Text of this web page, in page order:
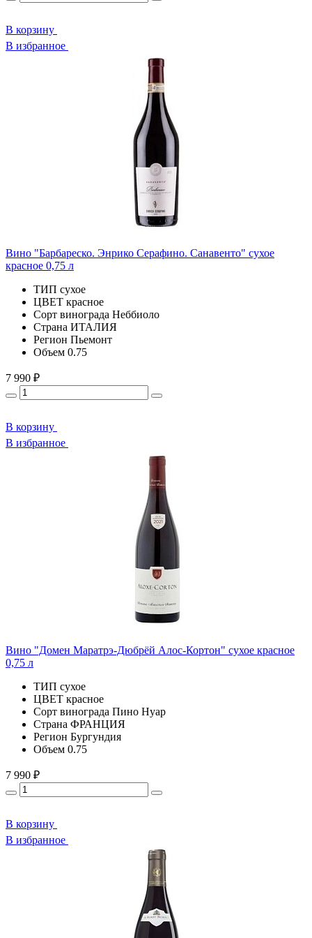
В корзину
В избранное
Вино "Барбареско. Энрико Серафино. Санавенто" сухое
красное 0,75 л
ТИП сухое
ЦВЕТ красное
Сорт винограда Неббиоло
Страна ИТАЛИЯ
Регион Пьемонт
Объем 0.75
7 990 ₽
В корзину
В избранное
Вино "Домен Маратрэ-Дюбрёй Алос-Кортон" сухое красное
0,75 л
ТИП сухое
ЦВЕТ красное
Сорт винограда Пино Нуар
Страна ФРАНЦИЯ
Регион Бургундия
Объем 0.75
7 990 ₽
В корзину
В избранное